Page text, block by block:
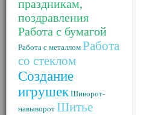
праздникам,
поздравления
Работа с бумагой
Работа с металлом Работа
со стеклом
Создание
игрушек Шиворот-
навыворот Шитье